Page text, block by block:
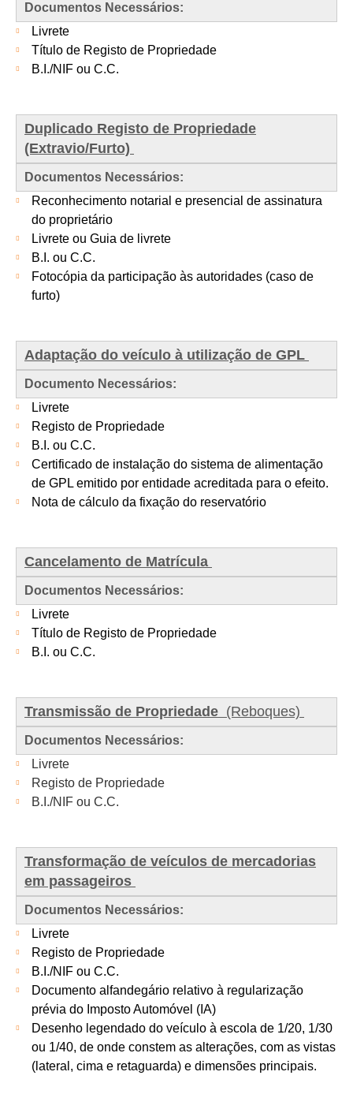
Documentos Necessários:
Livrete
Título de Registo de Propriedade
B.I./NIF ou C.C.
Duplicado Registo de Propriedade
(Extravio/Furto)
Documentos Necessários:
Reconhecimento notarial e presencial de assinatura
do proprietário
Livrete ou Guia de livrete
B.I. ou C.C.
Fotocópia da participação às autoridades (caso de
furto)
Adaptação do veículo à utilização de GPL
Documento Necessários:
Livrete
Registo de Propriedade
B.I. ou C.C.
Certificado de instalação do sistema de alimentação
de GPL emitido por entidade acreditada para o efeito.
Nota de cálculo da fixação do reservatório
Cancelamento de Matrícula
Documentos Necessários:
Livrete
Título de Registo de Propriedade
B.I. ou C.C.
Transmissão de Propriedade (Reboques)
Documentos Necessários:
Livrete
Registo de Propriedade
B.I./NIF ou C.C.
Transformação de veículos de mercadorias
em passageiros
Documentos Necessários:
Livrete
Registo de Propriedade
B.I./NIF ou C.C.
Documento alfandegário relativo à regularização
prévia do Imposto Automóvel (IA)
Desenho legendado do veículo à escola de 1/20, 1/30
ou 1/40, de onde constem as alterações, com as vistas
(lateral, cima e retaguarda) e dimensões principais.